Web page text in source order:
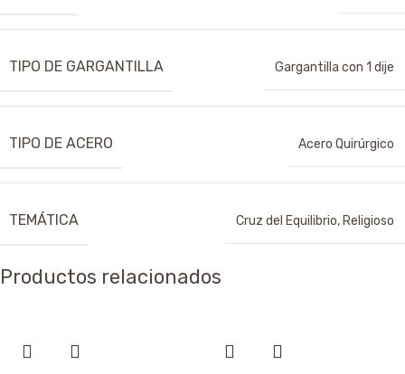
TIPO DE GARGANTILLA Gargantilla con 1 dije
TIPO DE ACERO Acero Quirúrgico
TEMÁTICA Cruz del Equilibrio, Religioso
Productos relacionados